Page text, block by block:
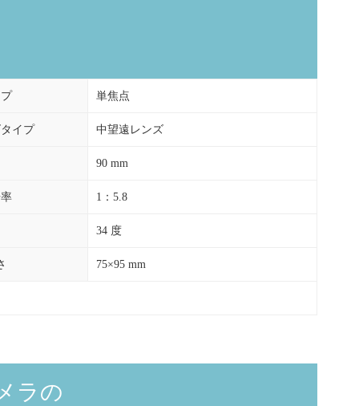
単焦点
イプ 中望遠レンズ
90 mm
1：5.8
34 度
75×95 mm
ラの